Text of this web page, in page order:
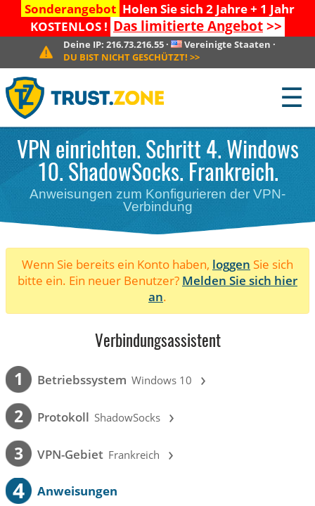
Sonderangebot Holen Sie sich 2 Jahre + 1 Jahr
KOSTENLOS ! Das limitierte Angebot>>
Deine IP:216.73.216.55 · Vereinigte Staaten ·
DU BIST NICHT GESCHÜTZT! >>
☰
VPN einrichten. Schritt 4. Windows
10. ShadowSocks. Frankreich.
Anweisungen zum Konfigurieren der VPN-
Verbindung
Wenn Sie bereits ein Konto haben, loggen Sie sich
bitte ein. Ein neuer Benutzer? Melden Sie sich hier
an.
Verbindungsassistent
1 Betriebssystem Windows 10 ›
2 Protokoll ShadowSocks ›
3 VPN-Gebiet Frankreich ›
4 Anweisungen